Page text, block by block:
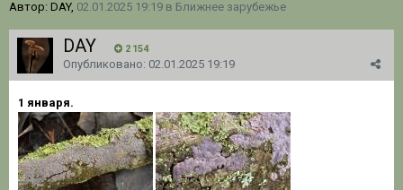
Автор: DAY, 02.01.2025 19:19 в Ближнее зарубежье
DAY 2 154
Опубликовано: 02.01.2025 19:19
1 января.